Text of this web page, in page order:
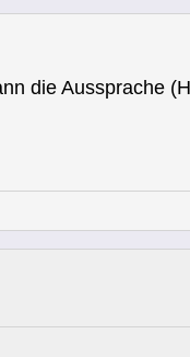
die Aussprache